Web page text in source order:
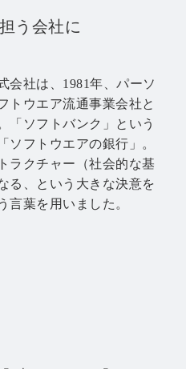
う会社に
会社は、1981年、パーソ
トウエア流通事業会社と
「ソフトバンク」という
ソフトウエアの銀行」。
ラクチャー（社会的な基
る、という大きな決意を
言葉を用いました。